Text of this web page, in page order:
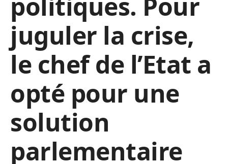
juguler la crise,
le chef de l’Etat a
opté pour une
solution
parlementaire